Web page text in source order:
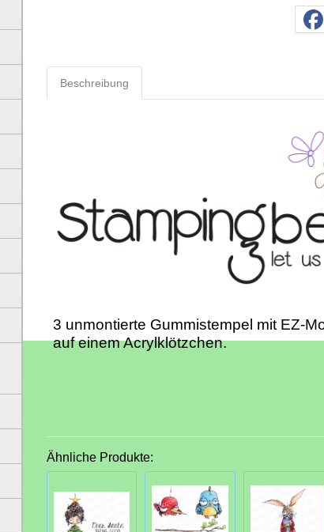
Beschreibung
3 unmontierte Gummistempel mit EZ-
auf einem Acrylklötzchen.
Ähnliche Produkte: